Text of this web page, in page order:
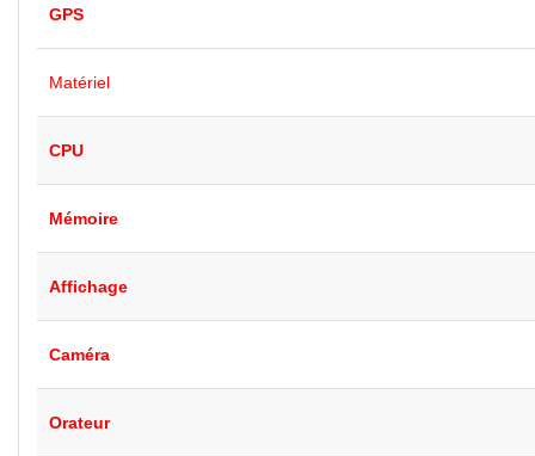
GPS
Matériel
CPU
Mémoire
Affichage
Caméra
Orateur